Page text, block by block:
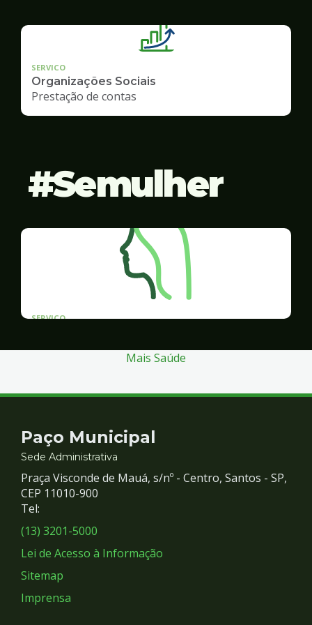
SERVICO
Organizações Sociais
Prestação de contas
Semulher
SERVICO
Mais Saúde
Contato
e
Redes
Sociais
Paço Municipal
Sede Administrativa
Praça Visconde de Mauá, s/nº - Centro, Santos - SP,
CEP 11010-900
Tel:
(13) 3201-5000
Lei de Acesso à Informação
Sitemap
Imprensa